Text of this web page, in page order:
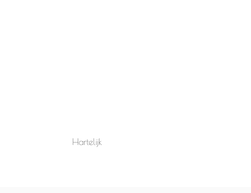
Hartelijk